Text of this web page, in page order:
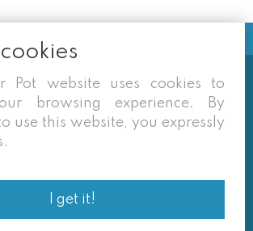
vermelden derden sites
een tarief dat niet meer
is. Enkel de prijzen op onze eigen
ook van daar geafficheerde prijzen
af te wijken.
Pot website uses cookies to
browsing experience. By
use this website, you expressly
I get it!